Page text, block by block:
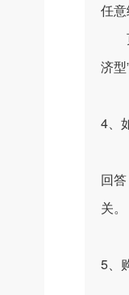
任意
页
济型
4、
回
关。
5、